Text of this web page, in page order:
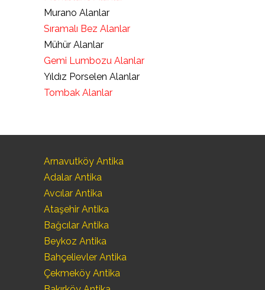
Murano Alanlar
Sıramalı Bez Alanlar
Mühür Alanlar
Gemi Lumbozu Alanlar
Yıldız Porselen Alanlar
Tombak Alanlar
Arnavutköy Antika
Adalar Antika
Avcılar Antika
Ataşehir Antika
Bağcılar Antika
Beykoz Antika
Bahçelievler Antika
Çekmeköy Antika